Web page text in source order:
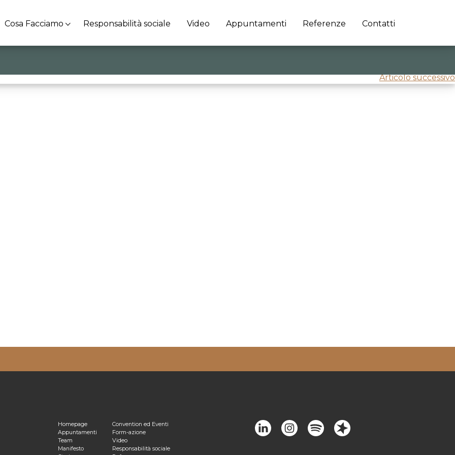
Cosa Facciamo Responsabilità sociale Video Appuntamenti Referenze Contatti
Articolo successivo
Privacy PolicyHomepage
Appuntamenti
Team
Manifesto
Convention ed Eventi
Form-azione
Video
Responsabilità sociale